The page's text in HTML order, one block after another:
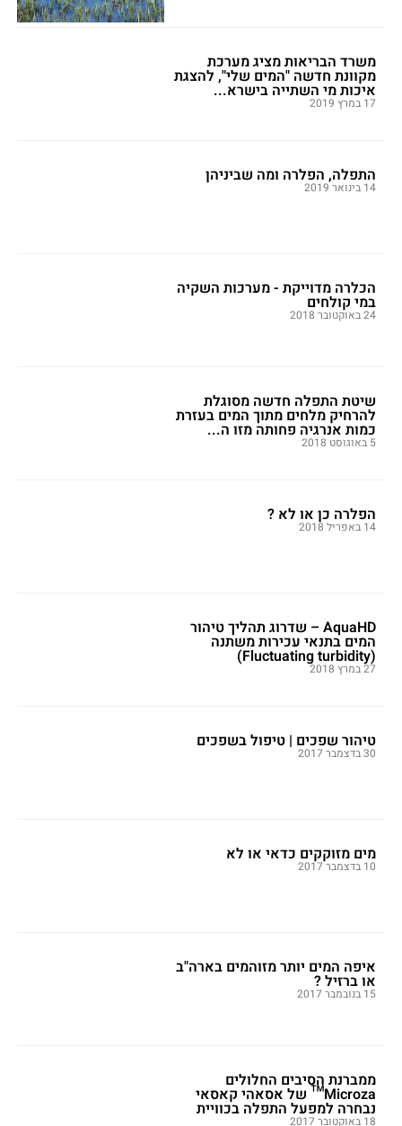
משרד הבריאות מציג מערכת
מקוונת חדשה "המים שלי", להצגת
איכות מי השתייה בישרא...
17 במרץ 2019
התפלה, הפלרה ומה שביניהן
14 בינואר 2019
הכלרה מדוייקת - מערכות השקיה
במי קולחים
24 באוקטובר 2018
שיטת התפלה חדשה מסוגלת
להרחיק מלחים מתוך המים בעזרת
כמות אנרגיה פחותה מזו ה...
5 באוגוסט 2018
הפלרה כן או לא ?
14 באפריל 2018
AquaHD – שדרוג תהליך טיהור
המים בתנאי עכירות משתנה
(Fluctuating turbidity)
27 במרץ 2018
טיהור שפכים | טיפול בשפכים
30 בדצמבר 2017
מים מזוקקים כדאי או לא
10 בדצמבר 2017
איפה המים יותר מזוהמים בארה"ב
או ברזיל ?
15 בנובמבר 2017
ממברנת הסיבים החלולים
Microza™ של אסאהי קאסאי
נבחרה למפעל התפלה בכוויית
18 באוקטובר 2017